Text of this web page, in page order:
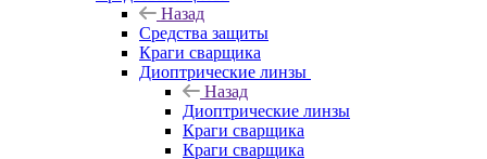
Назад
Средства защиты
Краги сварщика
Диоптрические линзы
Назад
Диоптрические линзы
Краги сварщика
Краги сварщика